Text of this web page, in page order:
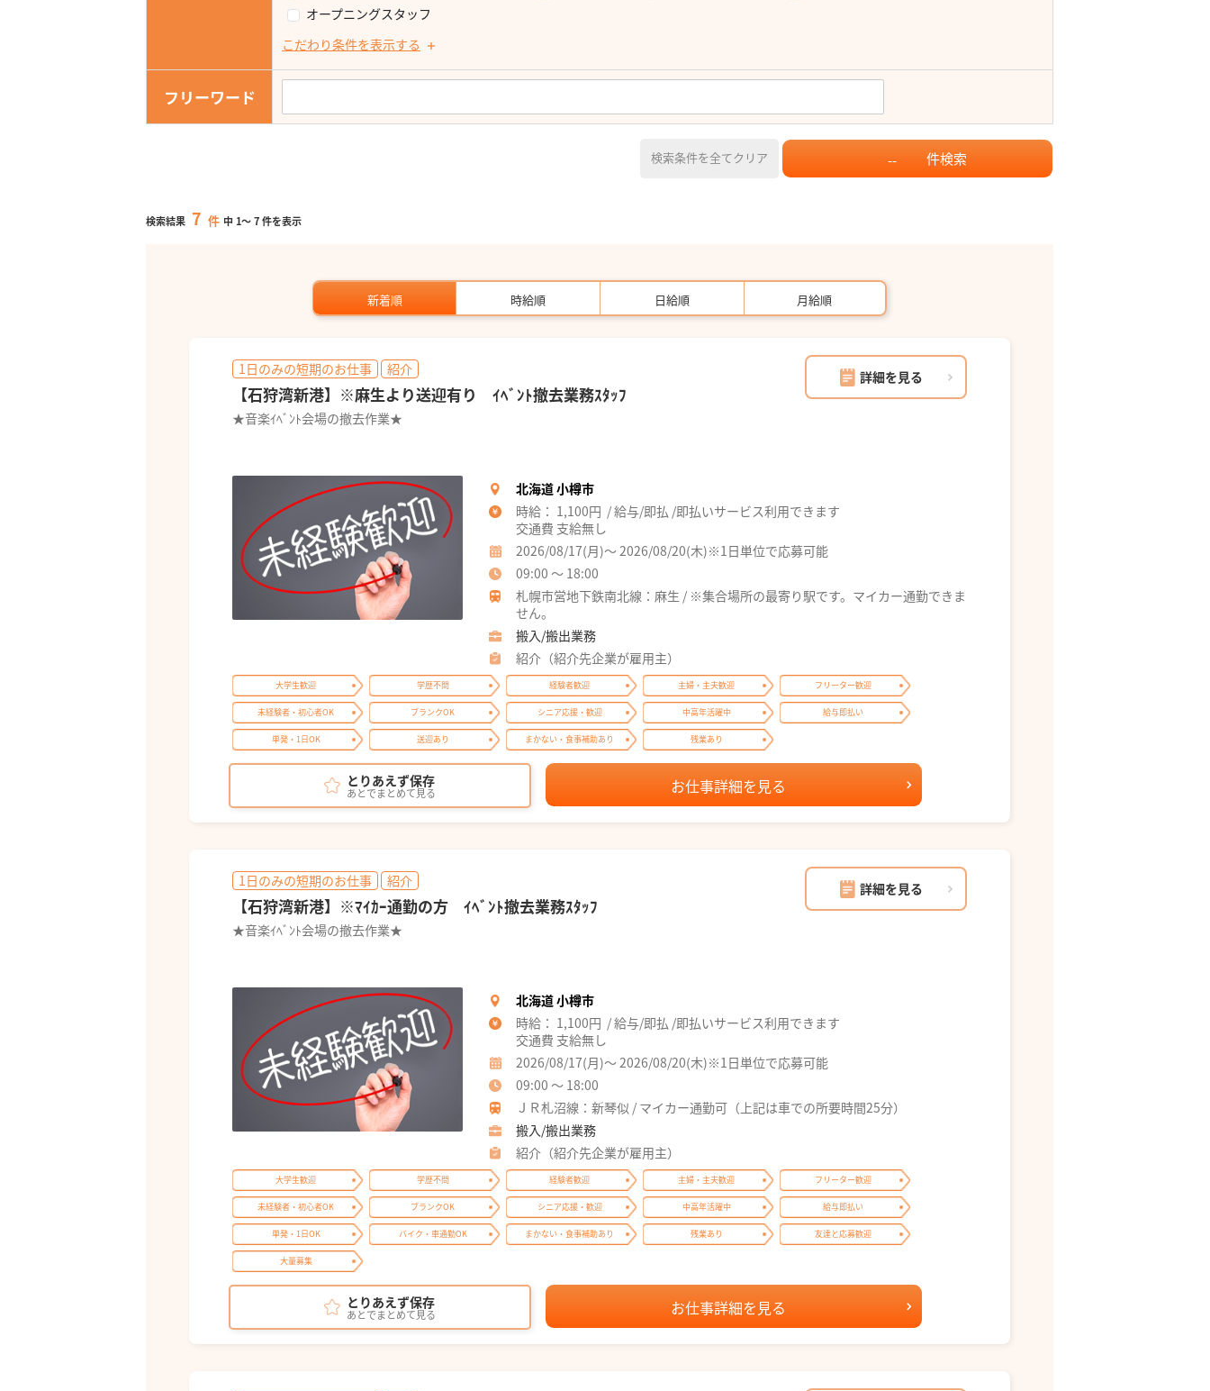
オープニングスタッフ
こだわり条件を表示する
フリーワード
検索条件を全てクリア -- 件検索
検索結果 7 件 中 1～7件を表示
新着順 時給順 日給順 月給順
1日のみの短期のお仕事 紹介 詳細を見る
【石狩湾新港】※麻生より送迎有り ｲﾍﾞﾝﾄ撤去業務ｽﾀｯﾌ
★音楽ｲﾍﾞﾝﾄ会場の撤去作業★
北海道 小樽市
時給： 1,100円 / 給与/即払 /即払いサービス利用できます
交通費 支給無し
2026/08/17(月)～ 2026/08/20(木)※1日単位で応募可能
09:00 ～ 18:00
札幌市営地下鉄南北線：麻生 / ※集合場所の最寄り駅です。マイカー通勤できま
せん。
搬入/搬出業務
紹介（紹介先企業が雇用主）
大学生歓迎 学歴不問 経験者歓迎 主婦・主夫歓迎 フリーター歓迎
未経験者・初心者OK ブランクOK シニア応援・歓迎 中高年活躍中 給与即払い
単発・1日OK 送迎あり まかない・食事補助あり 残業あり
とりあえず保存
あとでまとめて見る お仕事詳細を見る
1日のみの短期のお仕事 紹介 詳細を見る
【石狩湾新港】※ﾏｲｶｰ通勤の方 ｲﾍﾞﾝﾄ撤去業務ｽﾀｯﾌ
★音楽ｲﾍﾞﾝﾄ会場の撤去作業★
北海道 小樽市
時給： 1,100円 / 給与/即払 /即払いサービス利用できます
交通費 支給無し
2026/08/17(月)～ 2026/08/20(木)※1日単位で応募可能
09:00 ～ 18:00
ＪＲ札沼線：新琴似 / マイカー通勤可（上記は車での所要時間25分）
搬入/搬出業務
紹介（紹介先企業が雇用主）
大学生歓迎 学歴不問 経験者歓迎 主婦・主夫歓迎 フリーター歓迎
未経験者・初心者OK ブランクOK シニア応援・歓迎 中高年活躍中 給与即払い
単発・1日OK バイク・車通勤OK まかない・食事補助あり 残業あり 友達と応募歓迎
大量募集
とりあえず保存
あとでまとめて見る お仕事詳細を見る